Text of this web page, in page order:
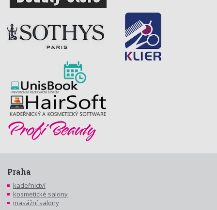
Praha
kadeřnictví
kosmetické salony
masážní salony